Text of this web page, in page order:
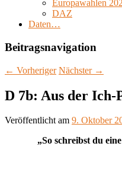
Europawahlen
DAZ
Daten…
Beitragsnavigation
← Vorheriger Nächster →
D 7b: Aus der Ich-
Veröffentlicht am 9. Oktober
„So schreibst du